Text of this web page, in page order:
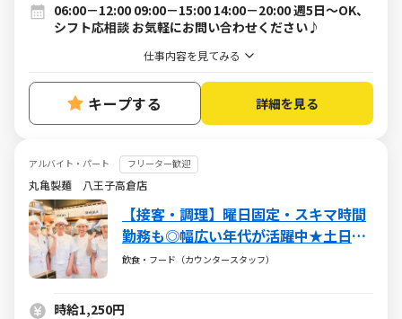
06:00－12:00 09:00－15:00 14:00－20:00 週5日～OK、
シフト応相談 お気軽にお問い合わせください♪
仕事内容を見てみる
キープする 詳細を見る
アルバイト・パート フリーター歓迎
丸亀製麺 八王子高倉店
【接客・調理】曜日固定・スキマ時間
勤務も◎幅広い年代が活躍中★土日祝
時給1350円!!
飲食・フード（カウンタースタッフ）
時給1,250円